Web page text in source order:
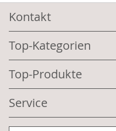
Kontakt
Top-Kategorien
Top-Produkte
Service